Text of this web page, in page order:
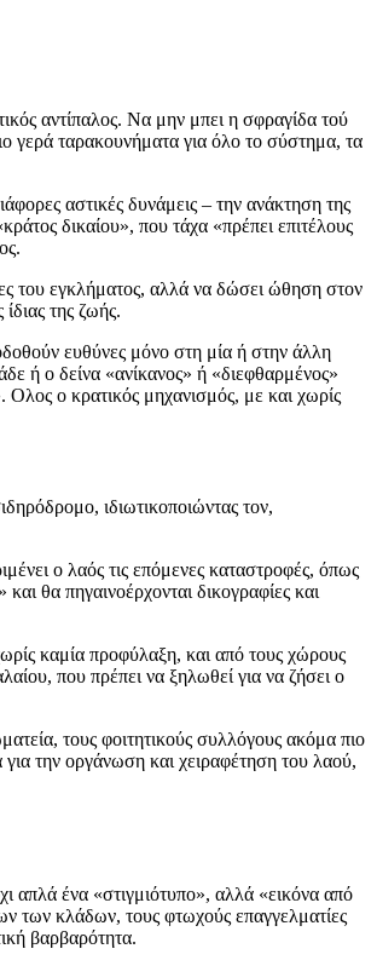
αντίπαλος. Να μην μπει η σφραγίδα τού
γερά ταρακουνήματα για όλο το σύστημα, τα
αστικές δυνάμεις – την ανάκτηση της
δικαίου», που τάχα «πρέπει επιτέλους
του εγκλήματος, αλλά να δώσει ώθηση στον
της ζωής.
ευθύνες μόνο στη μία ή στην άλλη
ή ο δείνα «ανίκανος» ή «διεφθαρμένος»
Ολος ο κρατικός μηχανισμός, με και χωρίς
ιδιωτικοποιώντας τον,
ο λαός τις επόμενες καταστροφές, όπως
θα πηγαινοέρχονται δικογραφίες και
καμία προφύλαξη, και από τους χώρους
που πρέπει να ξηλωθεί για να ζήσει ο
τους φοιτητικούς συλλόγους ακόμα πιο
την οργάνωση και χειραφέτηση του λαού,
απλά ένα «στιγμιότυπο», αλλά «εικόνα από
των κλάδων, τους φτωχούς επαγγελματίες
βαρβαρότητα.